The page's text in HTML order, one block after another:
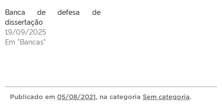
Banca de defesa de
dissertação
19/09/2025
Em "Bancas"
Publicado em 05/08/2021, na categoria Sem categoria.